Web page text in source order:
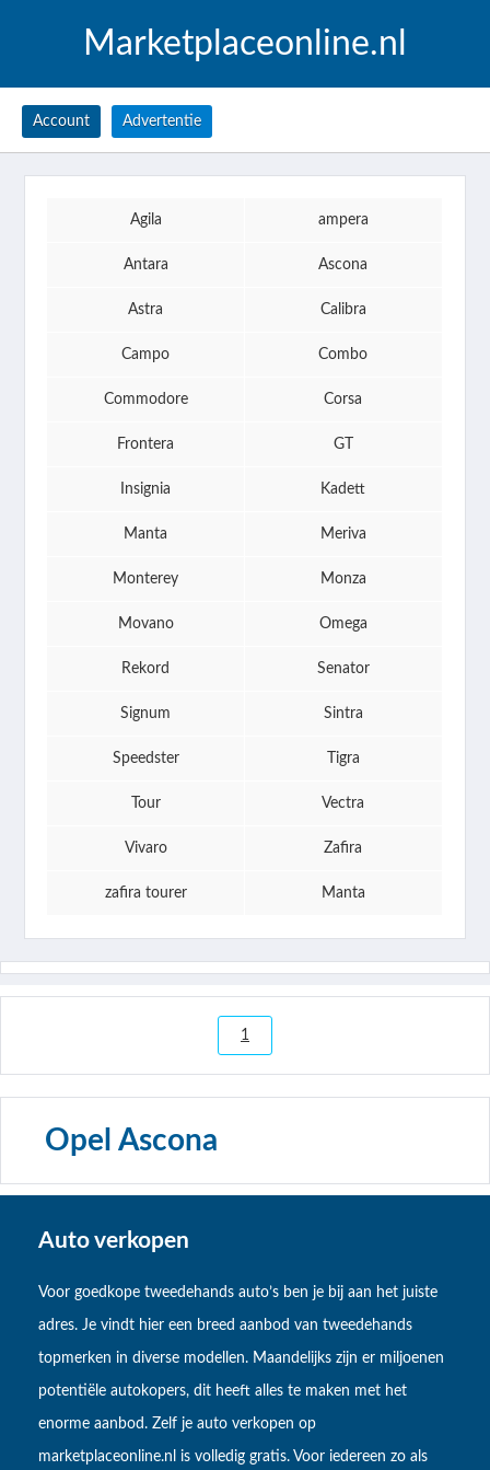
Marketplaceonline.nl
Account Advertentie
Agila ampera
Antara Ascona
Astra Calibra
Campo Combo
Commodore Corsa
Frontera GT
Insignia Kadett
Manta Meriva
Monterey Monza
Movano Omega
Rekord Senator
Signum Sintra
Speedster Tigra
Tour Vectra
Vivaro Zafira
zafira tourer Manta
1
Opel Ascona
Auto verkopen
Voor goedkope tweedehands auto’s ben je bij aan het juiste
adres. Je vindt hier een breed aanbod van tweedehands
topmerken in diverse modellen. Maandelijks zijn er miljoenen
potentiële autokopers, dit heeft alles te maken met het
enorme aanbod. Zelf je auto verkopen op
marketplaceonline.nl is volledig gratis. Voor iedereen zo als